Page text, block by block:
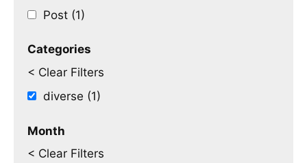
Post (1)
Categories
< Clear Filters
diverse (1)
Month
< Clear Filters